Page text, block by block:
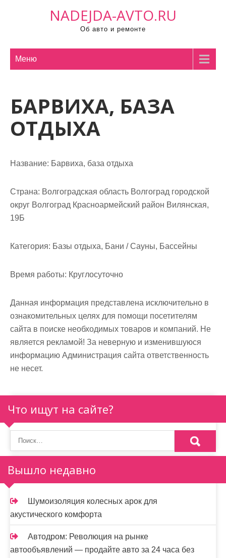
NADEJDA-AVTO.RU
Об авто и ремонте
Меню
БАРВИХА, БАЗА
ОТДЫХА
Название: Барвиха, база отдыха
Страна: Волгоградская область Волгоград городской
округ Волгоград Красноармейский район Вилянская,
19Б
Категория: Базы отдыха, Бани / Сауны, Бассейны
Время работы: Круглосуточно
Данная информация представлена исключительно в
ознакомительных целях для помощи посетителям
сайта в поиске необходимых товаров и компаний. Не
является рекламой! За неверную и изменившуюся
информацию Администрация сайта ответственность
не несет.
Что ищут на сайте?
Вышло недавно
Шумоизоляция колесных арок для
акустического комфорта
Автодром: Революция на рынке
автообъявлений — продайте авто за 24 часа без